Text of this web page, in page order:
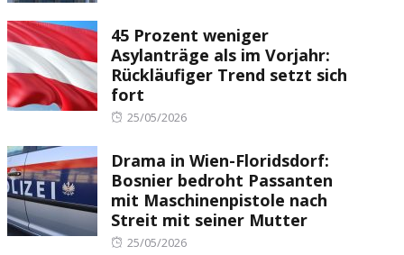
45 Prozent weniger
Asylanträge als im Vorjahr:
Rückläufiger Trend setzt sich
fort
Posted
25/05/2026
Drama in Wien-Floridsdorf:
Bosnier bedroht Passanten
mit Maschinenpistole nach
Streit mit seiner Mutter
Posted
25/05/2026